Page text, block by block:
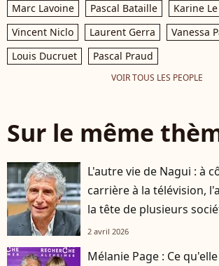
Marc Lavoine Pascal Bataille
Karine
Vincent Niclo
Laurent Gerra
Vanessa
Louis Ducruet
Pascal Praud
VOIR TOUS LES PEOPLE
Sur le même
L'autre vie de Nagui : à
carrière à la télévision,
la tête de plusieurs
2 avril 2026
Mélanie Page : Ce